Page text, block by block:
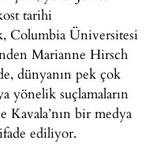
tarihi
Columbia Üniversitesi
Marianne Hirsch
dünyanın pek çok
yönelik suçlamaların
bir medya
ediliyor.